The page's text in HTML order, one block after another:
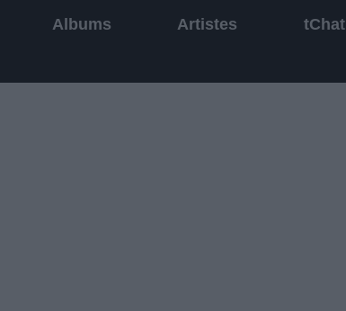
Albums Artistes tChat